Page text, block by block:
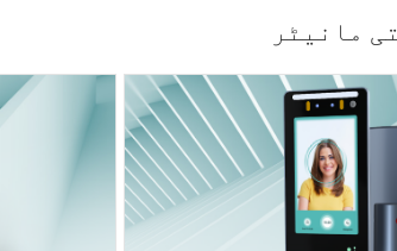
مانیٹر